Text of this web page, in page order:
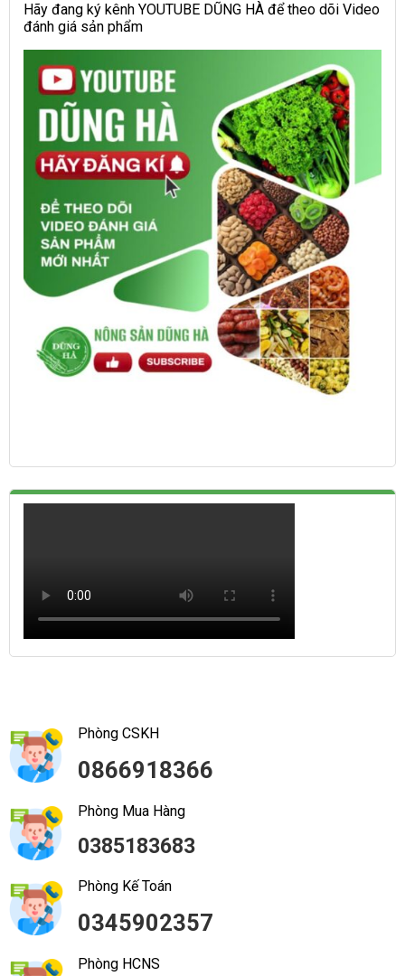
Hãy đang ký kênh YOUTUBE DŨNG HÀ để theo dõi Video
đánh giá sản phẩm
Phòng CSKH
0866918366
Phòng Mua Hàng
0385183683
Phòng Kế Toán
0345902357
Phòng HCNS